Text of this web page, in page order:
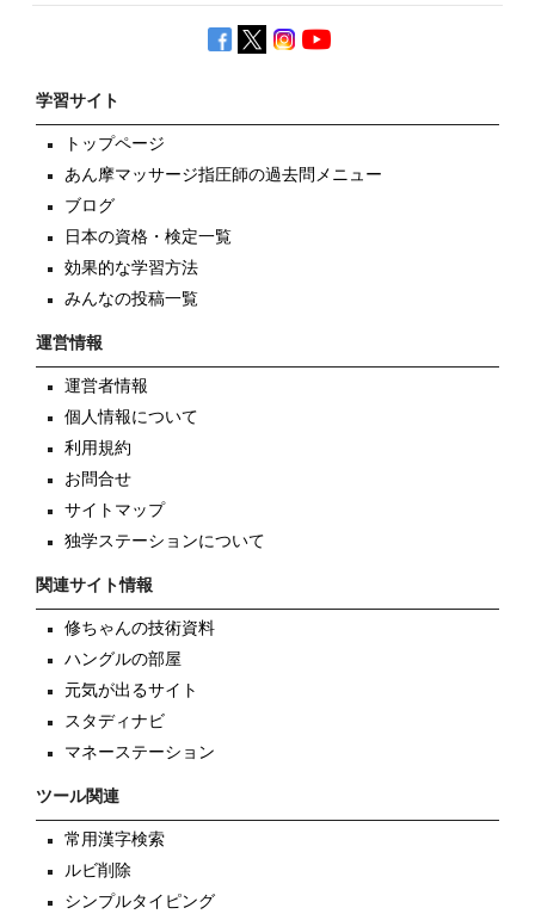
学習サイト
トップページ
あん摩マッサージ指圧師の過去問メニュー
ブログ
日本の資格・検定一覧
効果的な学習方法
みんなの投稿一覧
運営情報
運営者情報
個人情報について
利用規約
お問合せ
サイトマップ
独学ステーションについて
関連サイト情報
修ちゃんの技術資料
ハングルの部屋
元気が出るサイト
スタディナビ
マネーステーション
ツール関連
常用漢字検索
ルビ削除
シンプルタイピング